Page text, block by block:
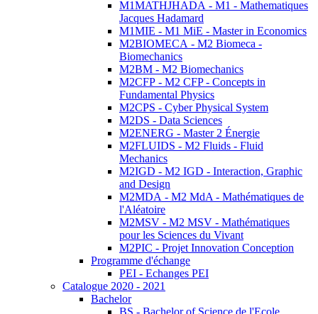
M1MATHJHADA - M1 - Mathematiques
Jacques Hadamard
M1MIE - M1 MiE - Master in Economics
M2BIOMECA - M2 Biomeca -
Biomechanics
M2BM - M2 Biomechanics
M2CFP - M2 CFP - Concepts in
Fundamental Physics
M2CPS - Cyber Physical System
M2DS - Data Sciences
M2ENERG - Master 2 Énergie
M2FLUIDS - M2 Fluids - Fluid
Mechanics
M2IGD - M2 IGD - Interaction, Graphic
and Design
M2MDA - M2 MdA - Mathématiques de
l'Aléatoire
M2MSV - M2 MSV - Mathématiques
pour les Sciences du Vivant
M2PIC - Projet Innovation Conception
Programme d'échange
PEI - Echanges PEI
Catalogue 2020 - 2021
Bachelor
BS - Bachelor of Science de l'Ecole